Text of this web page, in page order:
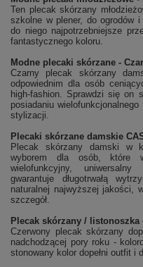
Ten plecak skórzany
szkolne w plener, do ogrodów
do niego najpotrzebniejsze
fantastycznego koloru.
Modne plecaki skórzane -
Czarny plecak skórzany
odpowiednim dla osób
high-fashion. Sprawdzi się on
posiadaniu
stylizacji.
Plecaki skórzane damskie
Plecak skórzany damski w
wyborem dla osób, które
wielofunkcyjny,
gwarantuje długotrwałą
naturalnej najwyższej jakości,
szczegół.
Plecak skórzany / listonoszka
Czerwony plecak skórzany
nadchodzącej pory roku -
stonowany kolor dopełni outfit i